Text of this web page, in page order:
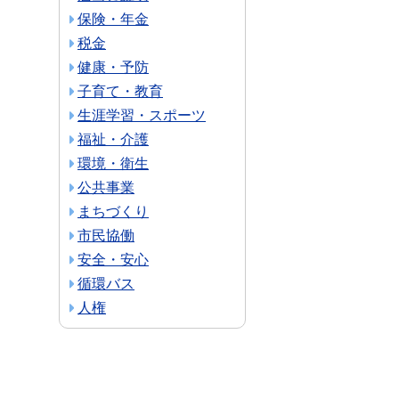
保険・年金
税金
健康・予防
子育て・教育
生涯学習・スポーツ
福祉・介護
環境・衛生
公共事業
まちづくり
市民協働
安全・安心
循環バス
人権